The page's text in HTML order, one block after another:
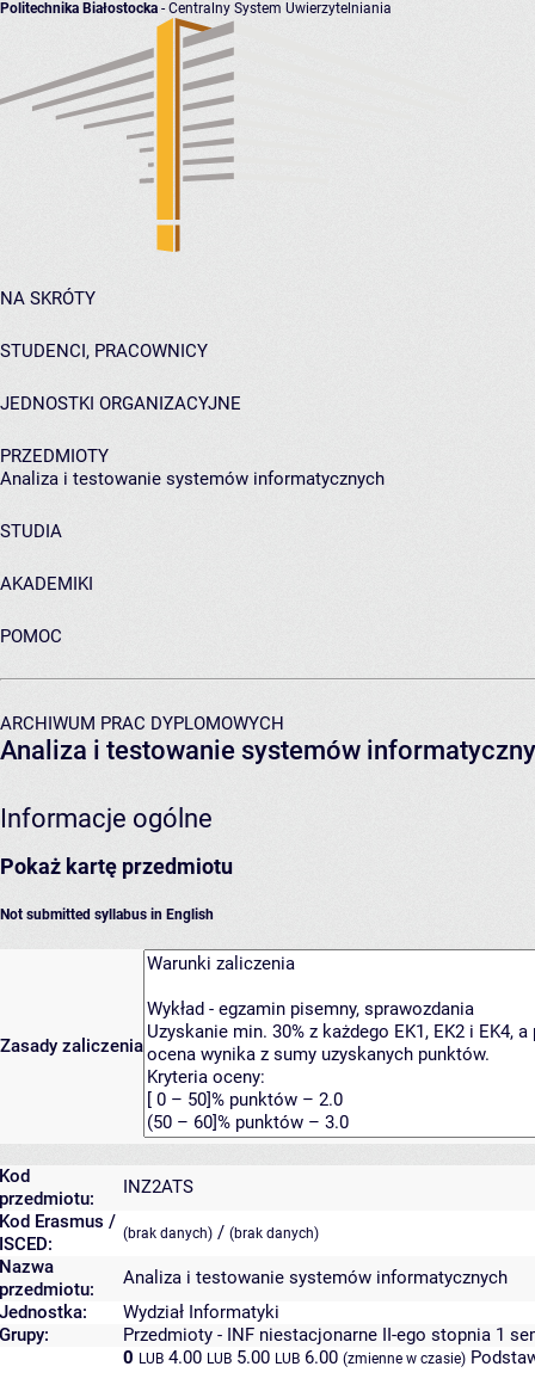
Politechnika Białostocka - Centralny System Uwierzytelniania
NA SKRÓTY
STUDENCI, PRACOWNICY
JEDNOSTKI ORGANIZACYJNE
PRZEDMIOTY
Analiza i testowanie systemów informatycznych
STUDIA
AKADEMIKI
POMOC
ARCHIWUM PRAC DYPLOMOWYCH
Analiza i testowanie systemów
Informacje ogólne
Pokaż kartę przedmiotu
Not submitted syllabus in English
Zasady zaliczenia
Kod
przedmiotu:
INZ2ATS
Kod Erasmus /
ISCED:
(brak danych) / (brak danych)
Nazwa
przedmiotu:
Analiza i testowanie systemów informatycznych
Jednostka:
Wydział Informatyki
Grupy:
Przedmioty - INF niestacjonarne II-ego stopnia 1
0 LUB 4.00 LUB 5.00 LUB 6.00 (zmienne w czasie)